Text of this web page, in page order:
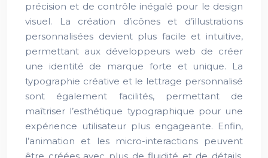
précision et de contrôle inégalé pour le design
visuel. La création d’icônes et d’illustrations
personnalisées devient plus facile et intuitive,
permettant aux développeurs web de créer
une identité de marque forte et unique. La
typographie créative et le lettrage personnalisé
sont également facilités, permettant de
maîtriser l’esthétique typographique pour une
expérience utilisateur plus engageante. Enfin,
l’animation et les micro-interactions peuvent